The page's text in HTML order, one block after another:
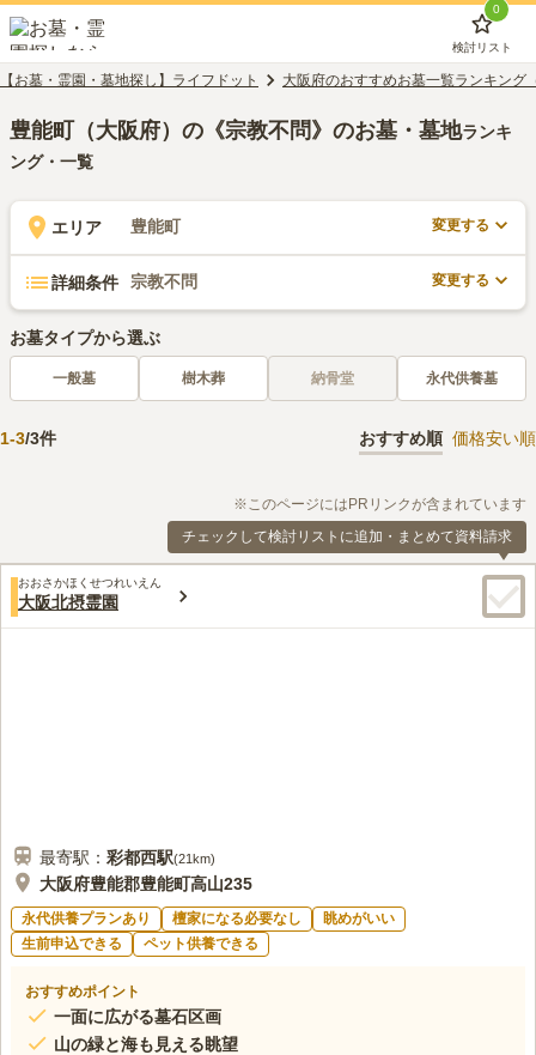
0
検討リスト
【お墓・霊園・墓地探し】ライフドット 大阪府のおすすめお墓一覧ランキング
豊能町（大阪府）の《宗教不問》のお墓・墓地ランキ
ング・一覧
エリア 豊能町 変更する
詳細条件 宗教不問 変更する
お墓タイプから選ぶ
一般墓 樹木葬 納骨堂 永代供養墓
1-3/3件 おすすめ順 価格安い順
※このページにはPRリンクが含まれています
チェックして検討リストに追加・まとめて資料請求
おおさかほくせつれいえん
大阪北摂霊園
最寄駅： 彩都西駅(21km)
大阪府豊能郡豊能町高山235
永代供養プランあり 檀家になる必要なし
眺めがいい
生前申込できる
ペット供養できる
おすすめポイント
一面に広がる墓石区画
山の緑と海も見える眺望